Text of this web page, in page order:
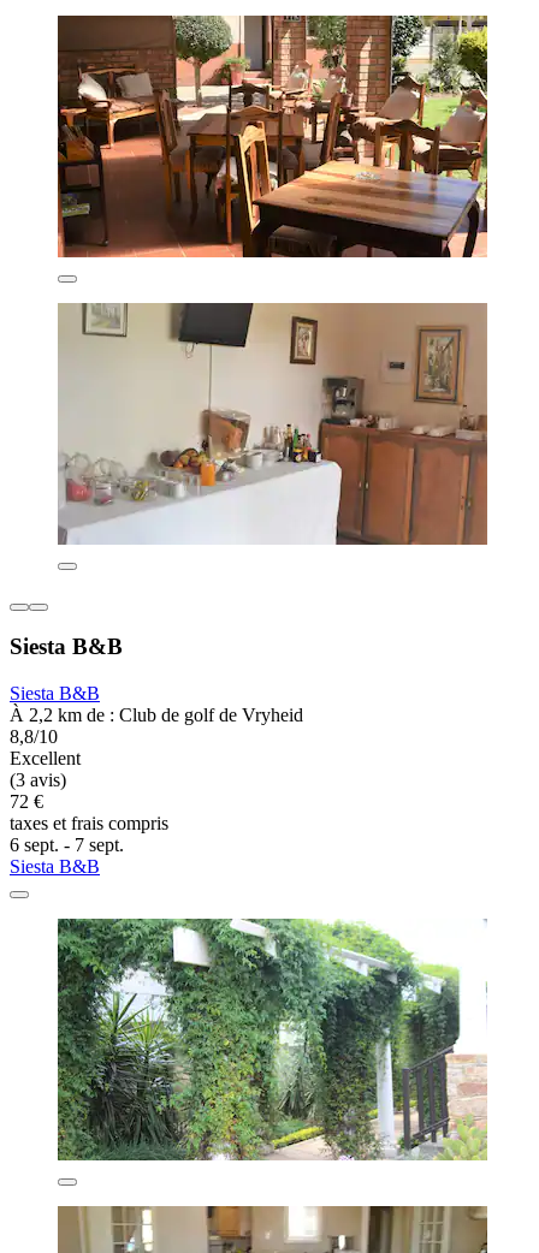
Siesta B&B
Siesta B&B
À 2,2 km de : Club de golf de Vryheid
8,8/10
Excellent
(3 avis)
72 €
taxes et frais compris
6 sept. - 7 sept.
Siesta B&B